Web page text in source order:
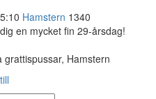
Hamstern 1340
en mycket fin 29-årsdag!
grattispussar, Hamstern